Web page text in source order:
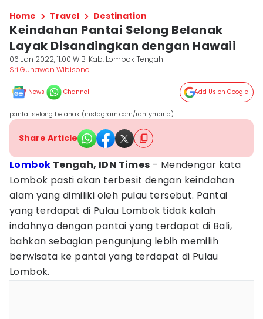
Home Travel Destination
Keindahan Pantai Selong Belanak
Layak Disandingkan dengan Hawaii
06 Jan 2022, 11:00 WIB Kab. Lombok Tengah
Sri Gunawan Wibisono
News Channel Add Us on Google
pantai selong belanak (instagram.com/rantymaria)
Share Article
Lombok Tengah, IDN Times - Mendengar kata
Lombok pasti akan terbesit dengan keindahan
alam yang dimiliki oleh pulau tersebut. Pantai
yang terdapat di Pulau Lombok tidak kalah
indahnya dengan pantai yang terdapat di Bali,
bahkan sebagian pengunjung lebih memilih
berwisata ke pantai yang terdapat di Pulau
Lombok.